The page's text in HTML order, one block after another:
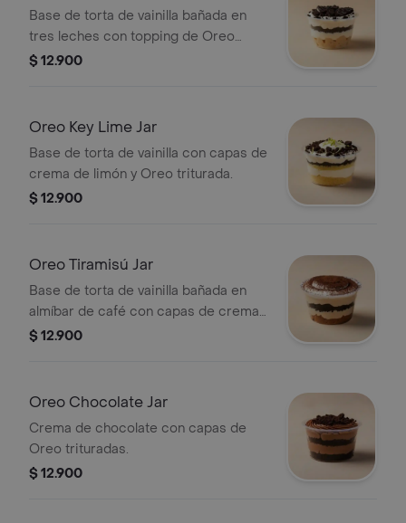
Base de torta de vainilla bañada en
tres leches con topping de Oreo
triturada.
$ 12.900
Oreo Key Lime Jar
Base de torta de vainilla con capas de
crema de limón y Oreo triturada.
$ 12.900
Oreo Tiramisú Jar
Base de torta de vainilla bañada en
almíbar de café con capas de crema
de tiramisú y Oreo.
$ 12.900
Oreo Chocolate Jar
Crema de chocolate con capas de
Oreo trituradas.
$ 12.900